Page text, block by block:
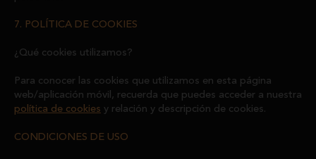
7. POLÍTICA DE COOKIES
¿Qué cookies utilizamos?
Para conocer las cookies que utilizamos en esta página
web/aplicación móvil, recuerda que puedes acceder a nuestra
política de cookies y relación y descripción de cookies.
CONDICIONES DE USO